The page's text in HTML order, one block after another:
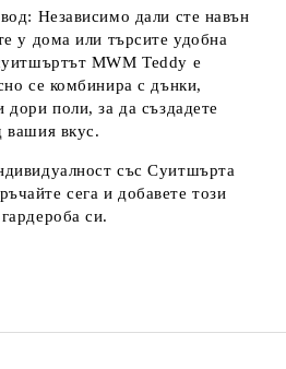
Независимо дали сте навън
у дома или търсите удобна
MWM Teddy е
се комбинира с дънки,
дори поли, за да създадете
вашия вкус.
със Суитшърта
сега и добавете този
си.